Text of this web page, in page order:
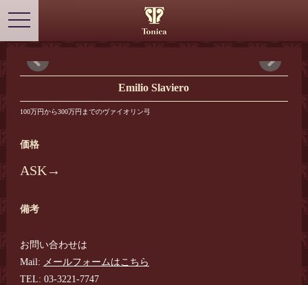
弦楽器 Tonica
toggle
navigation
Emilio Slaviero
100万円から300万円までのヴァイオリン弓
価格
ASK→
備考
お問い合わせは
Mail: メールフォームはこちら
TEL: 03-3221-7747